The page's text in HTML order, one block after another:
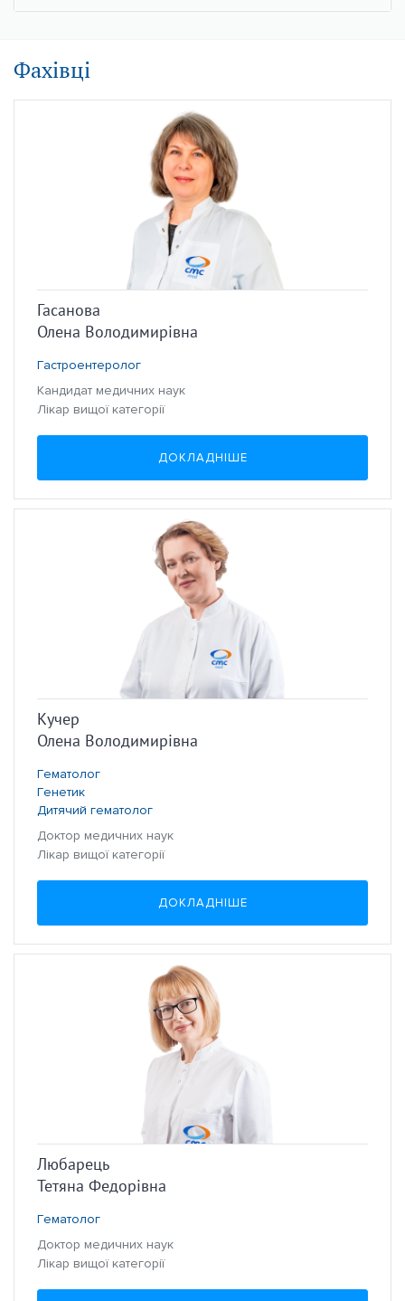
Фахівці
Гасанова
Олена Володимирівна
Гастроентеролог
Кандидат медичних наук
Лікар вищої категорії
ДОКЛАДНІШЕ
Кучер
Олена Володимирівна
Гематолог
Генетик
Дитячий гематолог
Доктор медичних наук
Лікар вищої категорії
ДОКЛАДНІШЕ
Любарець
Тетяна Федорівна
Гематолог
Доктор медичних наук
Лікар вищої категорії